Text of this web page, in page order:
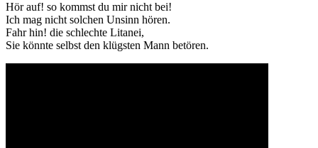
Hör auf! so kommst du mir nicht bei!
Ich mag nicht solchen Unsinn hören.
Fahr hin! die schlechte Litanei,
Sie könnte selbst den klügsten Mann betören.